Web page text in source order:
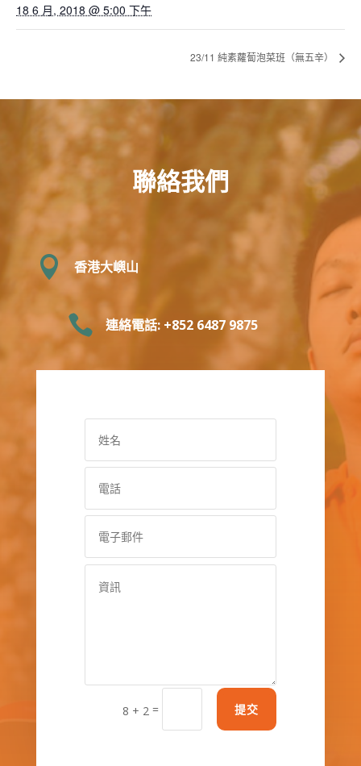
18 6 月, 2018 @ 5:00 下午
23/11 純素蘿蔔泡菜班（無五辛）
聯絡我們
 香港大嶼山
 連絡電話: +852 6487 9875‬
8 + 2 = 提交